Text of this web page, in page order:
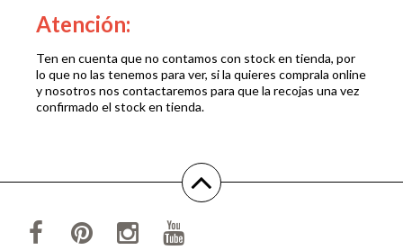
Atención:
Ten en cuenta que no contamos con stock en tienda, por
lo que no las tenemos para ver, si la quieres comprala online
y nosotros nos contactaremos para que la recojas una vez
confirmado el stock en tienda.